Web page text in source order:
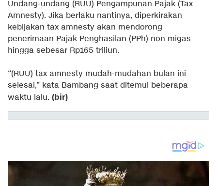
Undang-undang (RUU) Pengampunan Pajak (Tax
Amnesty). Jika berlaku nantinya, diperkirakan
kebijakan tax amnesty akan mendorong
penerimaan Pajak Penghasilan (PPh) non migas
hingga sebesar Rp165 triliun.
“(RUU) tax amnesty mudah-mudahan bulan ini
selesai,” kata Bambang saat ditemui beberapa
waktu lalu. (bir)